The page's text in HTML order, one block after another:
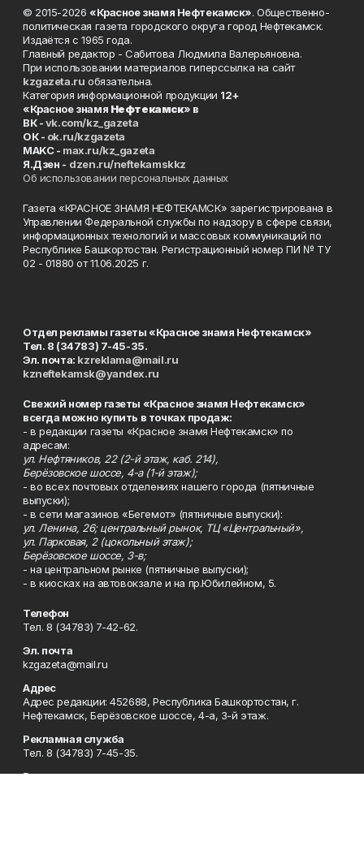
© 2015-2026 «Красное знамя Нефтекамск». Общественно-
политическая газета городского округа город Нефтекамск.
Издаётся с 1965 года.
Главный редактор - Сабитова Людмила Валерьяновна.
При использовании материалов гиперссылка на сайт
kzgazeta.ru обязательна.
Категория информационной продукции 12+
«Красное знамя Нефтекамск» в
ВК -vk.com/kz_gazeta
ОК - ok.ru/kzgazeta
MAKC - max.ru/kz_gazeta
Я.Дзен - dzen.ru/neftekamskkz
Об использовании персональных данных
Газета «КРАСНОЕ ЗНАМЯ НЕФТЕКАМСК» зарегистрирована в
Управлении Федеральной службы по надзору в сфере связи,
информационных технологий и массовых коммуникаций по
Республике Башкортостан. Регистрационный номер ПИ № ТУ
02 - 01880 от 11.06.2025 г.
Отдел рекламы газеты «Красное знамя Нефтекамск»
Тел. 8 (34783) 7-45-35.
Эл. почта: kzreklama@mail.ru
kzneftekamsk@yandex.ru
Свежий номер газеты «Красное знамя Нефтекамск»
всегда можно купить в точках продаж:
- в редакции газеты «Красное знамя Нефтекамск» по
адресам:
ул. Нефтяников, 22 (2-й этаж, каб. 214),
Берёзовское шоссе, 4-а (1-й этаж);
- во всех почтовых отделениях нашего города (пятничные
выпуски);
- в сети магазинов «Бегемот» (пятничные выпуски):
ул. Ленина, 26; центральный рынок, ТЦ «Центральный»,
ул. Парковая, 2 (цокольный этаж);
Берёзовское шоссе, 3-в;
- на центральном рынке (пятничные выпуски);
- в киосках на автовокзале и на пр.Юбилейном, 5.
Телефон
Тел. 8 (34783) 7-42-62.
Эл. почта
kzgazeta@mail.ru
Адрес
Адрес редакции: 452688, Республика Башкортостан, г.
Нефтекамск, Берёзовское шоссе, 4-а, 3-й этаж.
Рекламная служба
Тел. 8 (34783) 7-45-35.
Редакция